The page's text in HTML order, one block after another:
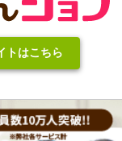
トはこちら